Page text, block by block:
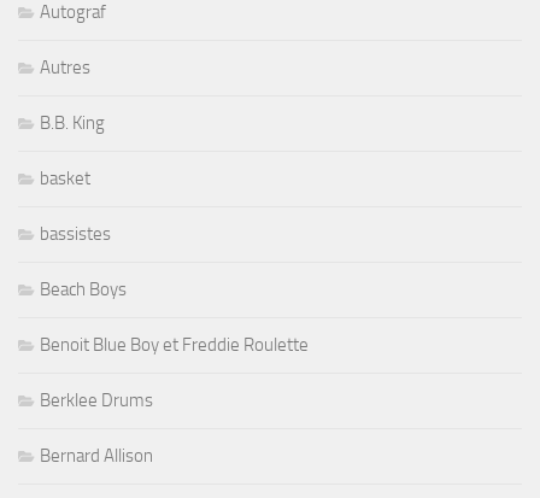
Autograf
Autres
B.B. King
basket
bassistes
Beach Boys
Benoit Blue Boy et Freddie Roulette
Berklee Drums
Bernard Allison